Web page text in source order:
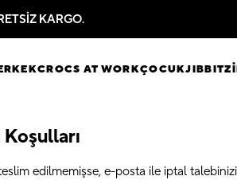
KARGO.
CROCS AT WORKÇOCUKJIBBITZ
edilmemişse, e-posta ile iptal